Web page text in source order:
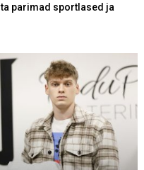
parimad sportlased ja